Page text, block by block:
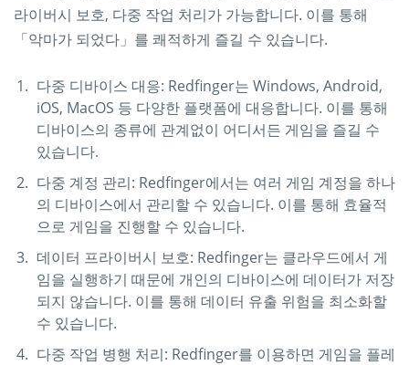
라이버시 보호, 다중 작업 처리가 가능합니다. 이를 통해
「악마가 되었다」를 쾌적하게 즐길 수 있습니다.
다중 디바이스 대응: Redfinger는 Windows, Android,
iOS, MacOS 등 다양한 플랫폼에 대응합니다. 이를 통해
디바이스의 종류에 관계없이 어디서든 게임을 즐길 수
있습니다.
다중 계정 관리: Redfinger에서는 여러 게임 계정을 하나
의 디바이스에서 관리할 수 있습니다. 이를 통해 효율적
으로 게임을 진행할 수 있습니다.
데이터 프라이버시 보호: Redfinger는 클라우드에서 게
임을 실행하기 때문에 개인의 디바이스에 데이터가 저장
되지 않습니다. 이를 통해 데이터 유출 위험을 최소화할
수 있습니다.
다중 작업 병행 처리: Redfinger를 이용하면 게임을 플레